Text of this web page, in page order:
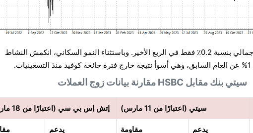
توسع الناتج المحلي الإجمالي بنسبة 0.2٪ فقط في الربع الأخير. وباستثناء النمو السكاني، انكمش النشاط
سيتي بنك مقابل HSBC مقارنة بيانات زوج العملات
سيتي (اعتبارًا من 11 مارس) إتش إس بي سي (اعتبارًا من 18 مارس)
يدعم مقاومة يدعم